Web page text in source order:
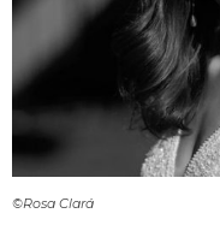
©Rosa Clará